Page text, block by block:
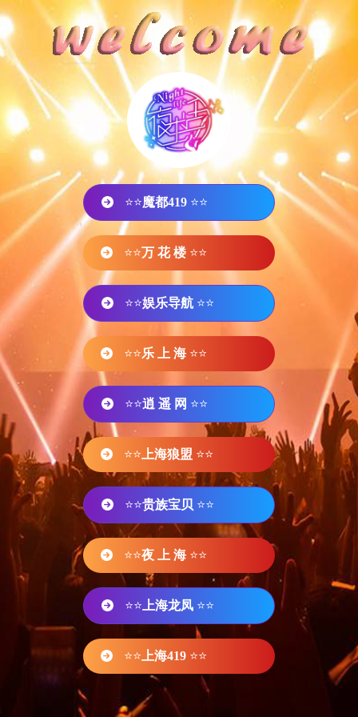
⭐⭐魔都419 ⭐⭐
⭐⭐万 花 楼 ⭐⭐
⭐⭐娱乐导航 ⭐⭐
⭐⭐乐 上 海 ⭐⭐
⭐⭐逍 遥 网 ⭐⭐
⭐⭐ 上海狼盟 ⭐⭐
⭐⭐贵族宝贝 ⭐⭐
⭐⭐夜 上 海 ⭐⭐
⭐⭐ 上海龙凤 ⭐⭐
⭐⭐ 上海419 ⭐⭐